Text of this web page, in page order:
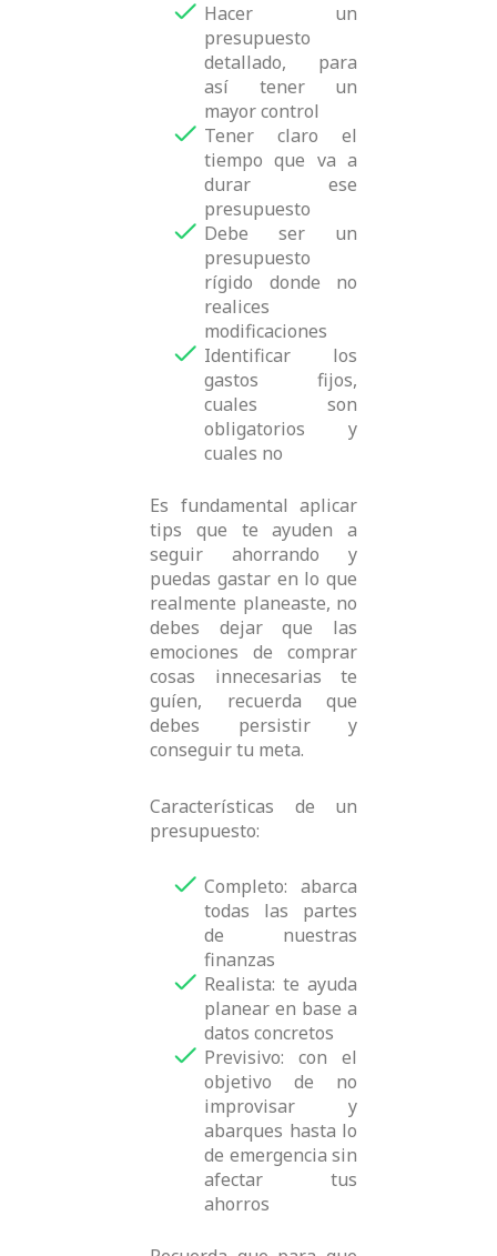
Hacer un
presupuesto
detallado, para
así tener un
mayor control
Tener claro el
tiempo que va a
durar ese
presupuesto
Debe ser un
presupuesto
rígido donde no
realices
modificaciones
Identificar los
gastos fijos,
cuales son
obligatorios y
cuales no
Es fundamental aplicar
tips que te ayuden a
seguir ahorrando y
puedas gastar en lo que
realmente planeaste, no
debes dejar que las
emociones de comprar
cosas innecesarias te
guíen, recuerda que
debes persistir y
conseguir tu meta.
Características de un
presupuesto:
Completo: abarca
todas las partes
de nuestras
finanzas
Realista: te ayuda
planear en base a
datos concretos
Previsivo: con el
objetivo de no
improvisar y
abarques hasta lo
de emergencia sin
afectar tus
ahorros